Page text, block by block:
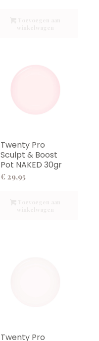
Twenty Pro
Sculpt & Boost
Pot NAKED 30gr
€ 29,95
Twenty Pro